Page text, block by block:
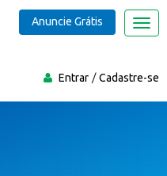
Entrar Cadastre-se
Anuncie Grátis